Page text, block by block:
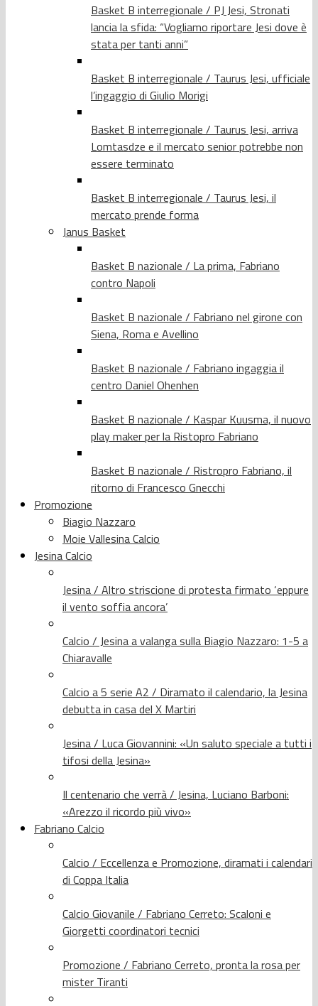
Basket B interregionale / PJ Jesi, Stronati
lancia la sfida: “Vogliamo riportare Jesi dove è
stata per tanti anni”
Basket B interregionale / Taurus Jesi, ufficiale
l’ingaggio di Giulio Morigi
Basket B interregionale / Taurus Jesi, arriva
Lomtasdze e il mercato senior potrebbe non
essere terminato
Basket B interregionale / Taurus Jesi, il
mercato prende forma
Janus Basket
Basket B nazionale / La prima, Fabriano
contro Napoli
Basket B nazionale / Fabriano nel girone con
Siena, Roma e Avellino
Basket B nazionale / Fabriano ingaggia il
centro Daniel Ohenhen
Basket B nazionale / Kaspar Kuusma, il nuovo
play maker per la Ristopro Fabriano
Basket B nazionale / Ristropro Fabriano, il
ritorno di Francesco Gnecchi
Promozione
Biagio Nazzaro
Moie Vallesina Calcio
Jesina Calcio
Jesina / Altro striscione di protesta firmato ‘eppure
il vento soffia ancora’
Calcio / Jesina a valanga sulla Biagio Nazzaro: 1-5 a
Chiaravalle
Calcio a 5 serie A2 / Diramato il calendario, la Jesina
debutta in casa del X Martiri
Jesina / Luca Giovannini: «Un saluto speciale a tutti i
tifosi della Jesina»
Il centenario che verrà / Jesina, Luciano Barboni:
«Arezzo il ricordo più vivo»
Fabriano Calcio
Calcio / Eccellenza e Promozione, diramati i calendari
di Coppa Italia
Calcio Giovanile / Fabriano Cerreto: Scaloni e
Giorgetti coordinatori tecnici
Promozione / Fabriano Cerreto, pronta la rosa per
mister Tiranti